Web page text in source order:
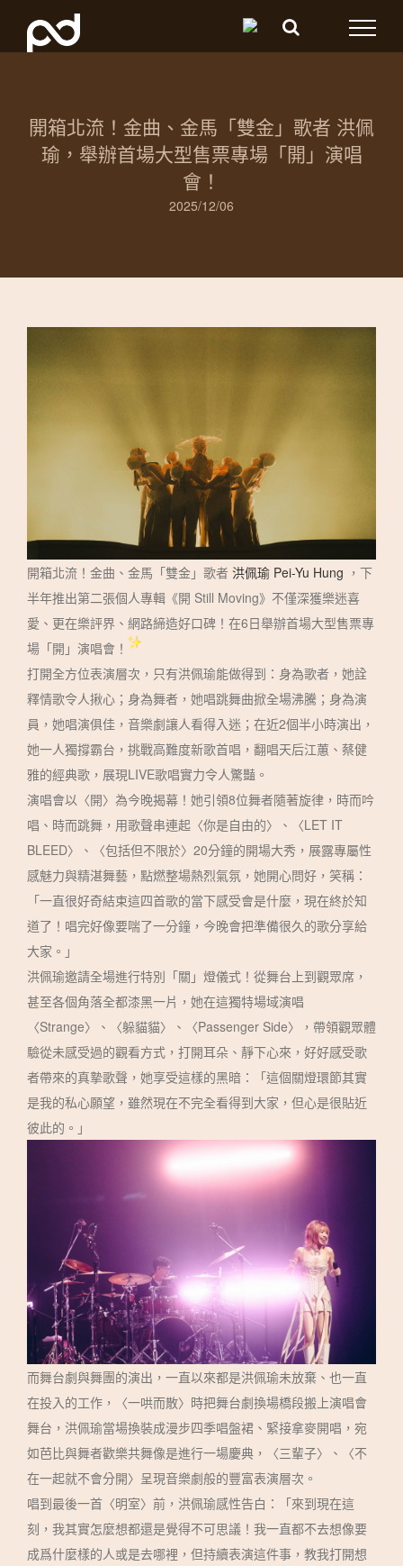
開箱北流！金曲、金馬「雙金」歌者 洪佩
瑜，舉辦首場大型售票專場「開」演唱
會！
2025/12/06
開箱北流！金曲、金馬「雙金」歌者 洪佩瑜 Pei-Yu Hung ，下
半年推出第二張個人專輯《開 Still Moving》不僅深獲樂迷喜
愛、更在樂評界、網路締造好口碑！在6日舉辦首場大型售票專
場「開」演唱會！
打開全方位表演層次，只有洪佩瑜能做得到：身為歌者，她詮
釋情歌令人揪心；身為舞者，她唱跳舞曲掀全場沸騰；身為演
員，她唱演俱佳，音樂劇讓人看得入迷；在近2個半小時演出，
她一人獨撐霸台，挑戰高難度新歌首唱，翻唱天后江蕙、蔡健
雅的經典歌，展現LIVE歌唱實力令人驚豔。
演唱會以〈開〉為今晚揭幕！她引領8位舞者隨著旋律，時而吟
唱、時而跳舞，用歌聲串連起〈你是自由的〉、〈LET IT
BLEED〉、〈包括但不限於〉20分鐘的開場大秀，展露專屬性
感魅力與精湛舞藝，點燃整場熱烈氣氛，她開心問好，笑稱：
「一直很好奇結束這四首歌的當下感受會是什麼，現在終於知
道了！唱完好像要喘了一分鐘，今晚會把準備很久的歌分享給
大家。」
洪佩瑜邀請全場進行特別「關」燈儀式！從舞台上到觀眾席，
甚至各個角落全都漆黑一片，她在這獨特場域演唱
〈Strange〉、〈躲貓貓〉、〈Passenger Side〉，帶領觀眾體
驗從未感受過的觀看方式，打開耳朵、靜下心來，好好感受歌
者帶來的真摯歌聲，她享受這樣的黑暗：「這個關燈環節其實
是我的私心願望，雖然現在不完全看得到大家，但心是很貼近
彼此的。」
而舞台劇與舞團的演出，一直以來都是洪佩瑜未放棄、也一直
在投入的工作，〈一哄而散〉時把舞台劇換場橋段搬上演唱會
舞台，洪佩瑜當場換裝成漫步四季唱盤裙、緊接拿麥開唱，宛
如芭比與舞者歡樂共舞像是進行一場慶典，〈三輩子〉、〈不
在一起就不會分開〉呈現音樂劇般的豐富表演層次。
唱到最後一首〈明室〉前，洪佩瑜感性告白：「來到現在這
刻，我其實怎麼想都還是覺得不可思議！我一直都不去想像要
成爲什麼樣的人或是去哪裡，但持續表演這件事，教我打開想